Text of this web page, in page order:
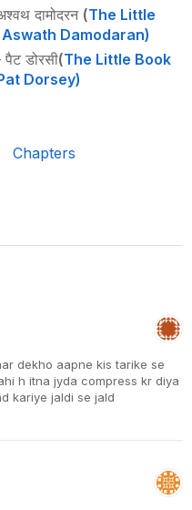
दामोदरन (The Little
Damodaran)
पैट डोरसी(The Little Book
Dorsey)
Chapters
dekho aapne kis tarike se
h itna jyda compress kr diya
kariye jaldi se jald